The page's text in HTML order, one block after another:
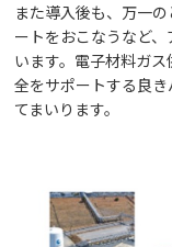
また導入後も、万一
ートをおこなうなど
います。電子材料ガ
全をサポートする良
てまいります。